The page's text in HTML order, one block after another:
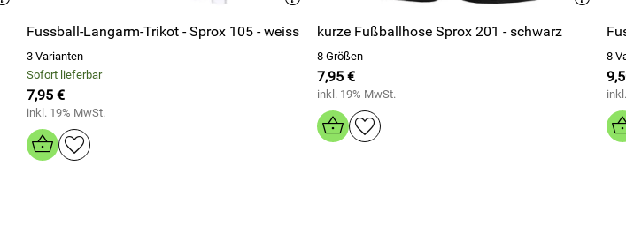
Fussball-Langarm-Trikot - Sprox 105 - weiss
3 Varianten
Sofort lieferbar
7,95 €
inkl. 19% MwSt.
kurze Fußballhose Sprox 201 - schwarz
8 Größen
7,95 €
inkl. 19% MwSt.
8